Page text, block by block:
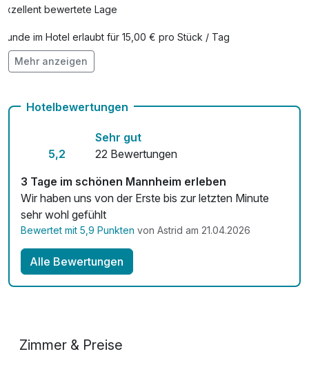
Exzellent bewertete Lage
Hunde im Hotel erlaubt für 15,00 € pro Stück / Tag
Fitnessgeräte stehen bereit
Mit Hotelbar
Mehr anzeigen
Hotelbewertungen
5,2
Sehr gut
22 Bewertungen
3 Tage im schönen Mannheim erleben
Wir haben uns von der Erste bis zur letzten Minute
sehr wohl gefühlt
Bewertet mit 5,9 Punkten von Astrid am 21.04.2026
Alle Bewertungen
Zimmer & Preise